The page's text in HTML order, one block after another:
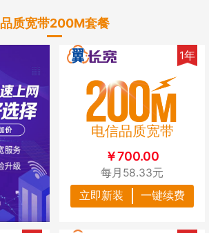
品质宽带200M套餐
1年
电信品质宽带
￥700.00
每月58.33元
立即新装
一键续费